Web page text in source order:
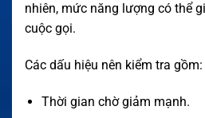
nhiên, mức năng lượng có thể
cuộc gọi.
Các dấu hiệu nên kiểm tra gồm:
Thời gian chờ giảm mạnh.